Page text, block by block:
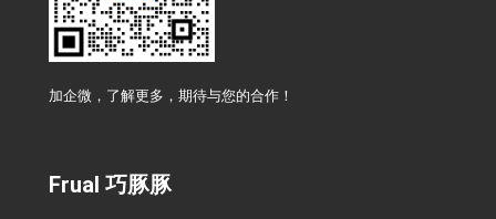
加企微，了解更多，期待与您的合作！
Frual 巧豚豚